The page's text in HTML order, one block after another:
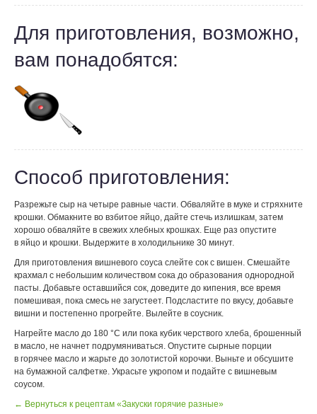
Для приготовления, возможно,
вам понадобятся:
Способ приготовления:
Разрежьте сыр на четыре равные части. Обваляйте в муке и стряхните
крошки. Обмакните во взбитое яйцо, дайте стечь излишкам, затем
хорошо обваляйте в свежих хлебных крошках. Еще раз опустите
в яйцо и крошки. Выдержите в холодильнике 30 минут.
Для приготовления вишневого соуса слейте сок с вишен. Смешайте
крахмал с небольшим количеством сока до образования однородной
пасты. Добавьте оставшийся сок, доведите до кипения, все время
помешивая, пока смесь не загустеет. Подсластите по вкусу, добавьте
вишни и постепенно прогрейте. Вылейте в соусник.
Нагрейте масло до 180 °С или пока кубик черствого хлеба, брошенный
в масло, не начнет подрумяниваться. Опустите сырные порции
в горячее масло и жарьте до золотистой корочки. Выньте и обсушите
на бумажной салфетке. Украсьте укропом и подайте с вишневым
соусом.
← Вернуться к рецептам «Закуски горячие разные»